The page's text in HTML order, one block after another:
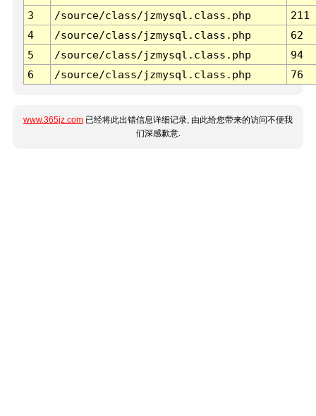
3 /source/class/jzmysql.class.php
211
4
/source/class/jzmysql.class.php
62
5
/source/class/jzmysql.class.php
94
6
/source/class/jzmysql.class.php 76
www.365jz.com 已经将此出错信息详细记录, 由此给您带来的访问不便我
们深感歉意.